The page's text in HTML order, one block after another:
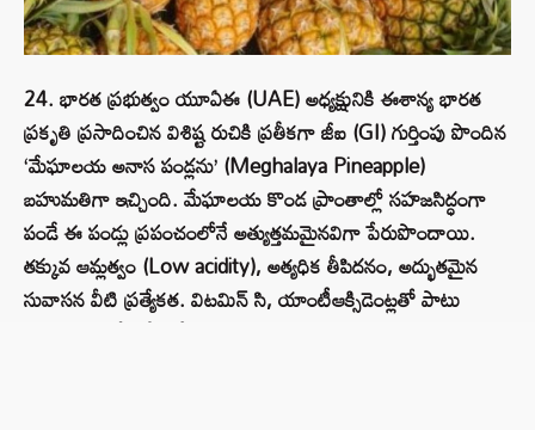
24. భారత ప్రభుత్వం యూఏఈ (UAE) అధ్యక్షునికి ఈశాన్య భారత
ప్రకృతి ప్రసాదించిన విశిష్ట రుచికి ప్రతీకగా జీఐ (GI) గుర్తింపు పొందిన
‘మేఘాలయ అనాస పండ్లను’ (Meghalaya Pineapple)
బహుమతిగా ఇచ్చింది. మేఘాలయ కొండ ప్రాంతాల్లో సహజసిద్ధంగా
పండే ఈ పండ్లు ప్రపంచంలోనే అత్యుత్తమమైనవిగా పేరుపొందాయి.
తక్కువ ఆమ్లత్వం (Low acidity), అత్యధిక తీపిదనం, అద్భుతమైన
సువాసన వీటి ప్రత్యేకత. విటమిన్ సి, యాంటీఆక్సిడెంట్లతో పాటు
జీర్ణక్రియకు తోడ్పడే ‘బ్రోమెలైన్’ ఎంజైమ్ పుష్కలంగా ఉన్న ఈ పండ్లు..